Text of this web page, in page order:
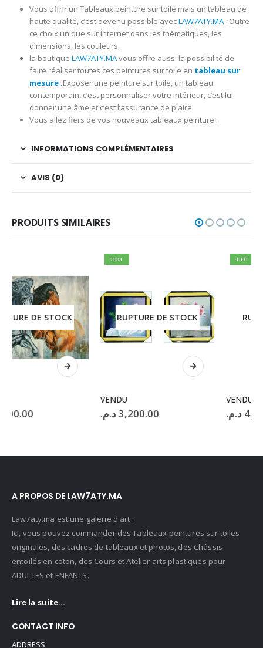
Vous offrir un Tableaux peinture sur toile mais un tableau de
haute qualité, c’est devenu possible avecLAW7ATY.MA!Outre
ce choix unique sur internet dans les thématiques, les
dimensions, les couleurs,
la boutique LAW7ATY.MAvous offre aussi la possibilité de
faire réaliser toutes ces peintures sur toile en tableau sur
mesure .Exposer une peinture sur toile, un tableau
contemporain, c’est personnaliser votre intérieur, c’est lui
donner une âme et c’est l’assurance de plaire
Vous allez fiers de vos nouveaux tableaux peinture .
INFORMATIONS COMPLÉMENTAIRES
AVIS (0)
PRODUITS SIMILAIRES
RUPTURE DE STOCK
3,200.00 د.م.
RUPTURE DE STOCK
4,000.00 د.م.
A PROPOS DE LAW7ATY.MA
Law7aty.ma est une galerie d'art .
Ici, vous pouvez commander des Tableaux peintures sur toiles
originales, des cadres de tableaux et photos, des Châssis
entoilés en coton, des Cours et Atelier arts plastiques pour
ADULTES et ENFANTS.
Lire la suite...
CONTACT INFO
ADDRESS: